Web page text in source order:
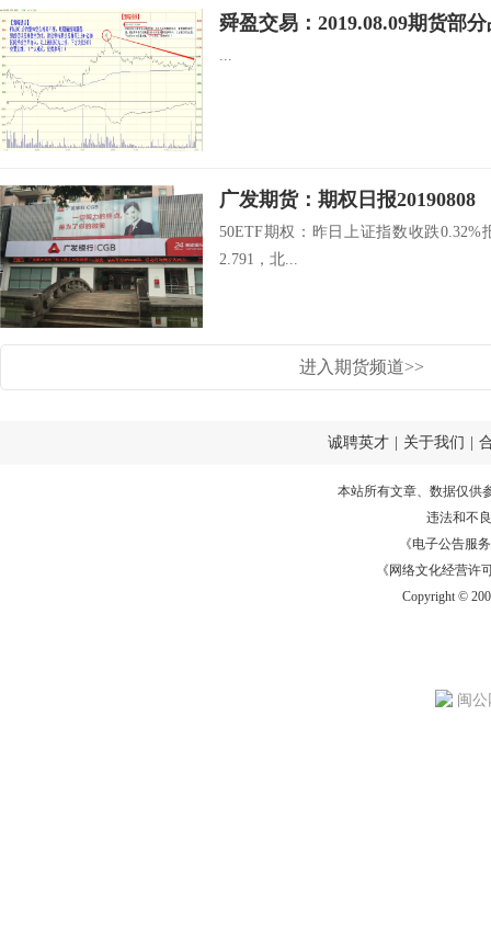
舜盈交易：2019.08.09期货部
...
广发期货：期权日报20190808
50ETF期权：昨日上证指数收跌0.32%
2.791，北...
进入期货频道>>
诚聘英才 关于我们
本站所有文章、数据仅供
违法和不
《电子公告服务
《网络文化经营许
Copyright ©
闽公